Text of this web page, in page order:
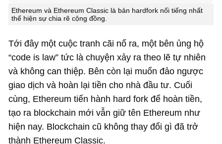
Ethereum và Ethereum Classic là bản hardfork nổi tiếng nhất
thể hiện sự chia rẽ cộng đồng.
Tới đây một cuộc tranh cãi nổ ra, một bên ủng hộ
“code is law” tức là chuyện xảy ra theo lẽ tự nhiên
và không can thiệp. Bên còn lại muốn đảo ngược
giao dịch và hoàn lại tiền cho nhà đầu tư. Cuối
cùng, Ethereum tiến hành hard fork để hoàn tiền,
tạo ra blockchain mới vẫn giữ tên Ethereum như
hiện nay. Blockchain cũ không thay đổi gì đã trở
thành Ethereum Classic.